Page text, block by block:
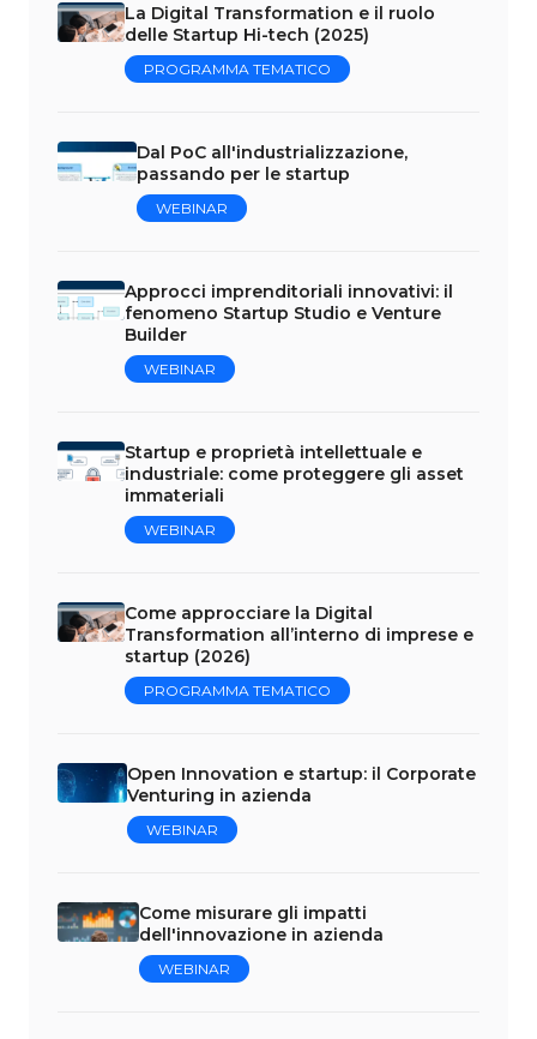
La Digital Transformation e il ruolo
delle Startup Hi-tech (2025)
PROGRAMMA TEMATICO
Dal PoC all'industrializzazione,
passando per le startup
WEBINAR
Approcci imprenditoriali innovativi: il
fenomeno Startup Studio e Venture
Builder
WEBINAR
Startup e proprietà intellettuale e
industriale: come proteggere gli asset
immateriali
WEBINAR
Come approcciare la Digital
Transformation all’interno di imprese e
startup (2026)
PROGRAMMA TEMATICO
Open Innovation e startup: il Corporate
Venturing in azienda
WEBINAR
Come misurare gli impatti
dell'innovazione in azienda
WEBINAR